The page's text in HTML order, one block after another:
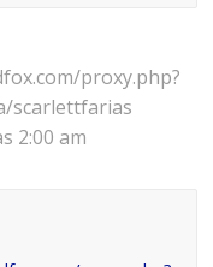
proxy.php?
scarlettfarias
2:00 am